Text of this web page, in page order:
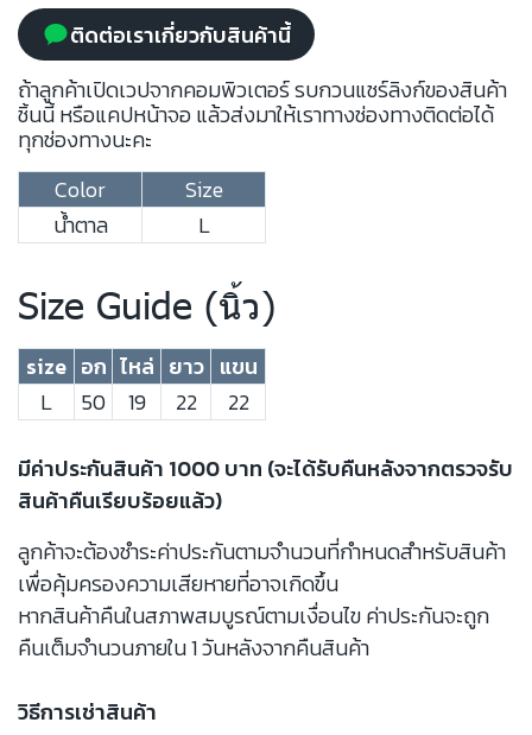
ติดต่อเราเกี่ยวกับสินค้านี้
ถ้าลูกค้าเปิดเวปจากคอมพิวเตอร์ รบกวนแชร์ลิงก์ของสินค้า
ชิ้นนี้ หรือแคปหน้าจอ แล้วส่งมาให้เราทางช่องทางติดต่อได้
ทุกช่องทางนะคะ
Color
Size
น้ำตาล
L
Size Guide (นิ้ว)
size อก ไหล่ ยาว แขน
L
50 19 22 22
มีค่าประกันสินค้า 1000 บาท (จะได้รับคืนหลังจากตรวจรับ
สินค้าคืนเรียบร้อยแล้ว)
ลูกค้าจะต้องชำระค่าประกันตามจำนวนที่กำหนดสำหรับสินค้า
เพื่อคุ้มครองความเสียหายที่อาจเกิดขึ้น
หากสินค้าคืนในสภาพสมบูรณ์ตามเงื่อนไข ค่าประกันจะถูก
คืนเต็มจำนวนภายใน 1 วันหลังจากคืนสินค้า
วิธีการเช่าสินค้า